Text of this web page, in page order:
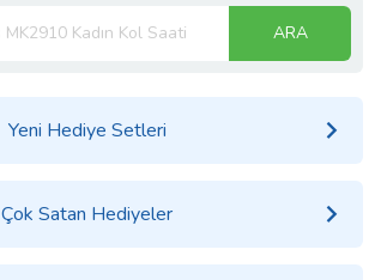
ARA
Yeni Hediye Setleri
Çok Satan Hediyeler